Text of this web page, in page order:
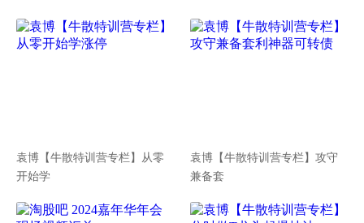
袁博【牛散特训营专栏】从零
开始学
袁博【牛散特训营专栏】攻守
兼备套